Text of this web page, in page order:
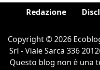
Redazione
Copyright © 2026
Srl - Viale Sarca 336
Questo blog non è una